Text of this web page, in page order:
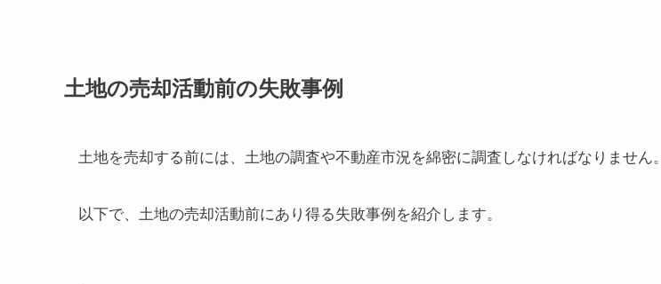
土地の売却活動前の失敗事例
土地を売却する前には、土地の調査や不動産市況を綿密に調査しなければなりません。
以下で、土地の売却活動前にあり得る失敗事例を紹介します。